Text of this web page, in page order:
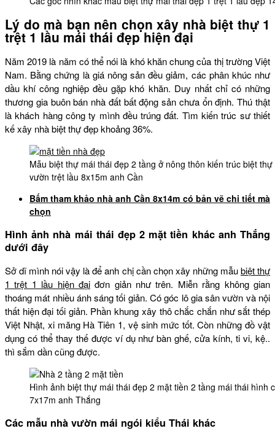
Lý do mà bạn nên chọn xây nhà biệt thự 1
trệt 1 lầu mái thái đẹp hiện đại
Năm 2019 là năm có thể nói là khó khăn chung của thị trường Việt
Nam. Bằng chứng là giá nông sản đều giảm, các phân khúc như
dầu khí công nghiệp đều gặp khó khăn. Duy nhất chỉ có những
thương gia buôn bán nhà đất bất động sản chưa ổn định. Thú thật
là khách hàng công ty mình đều trúng đất. Tìm kiến trúc sư thiết
kế xây nhà biệt thự đẹp khoảng 36%.
Mẫu biệt thự mái thái đẹp 2 tầng ở nông thôn kiến trúc biệt thự
vườn trệt lầu 8x15m anh Cần
Bấm tham khảo nhà anh Cần 8x14m có bản vẽ chi tiết mà
chọn
Hình ảnh nhà mái thái đẹp 2 mặt tiền khác anh Thắng
dưới đây
Sở dĩ mình nói vậy là để anh chị cần chọn xây những mẫubiệt thự
1 trệt 1 lầu hiện đạiđơn giản như trên. Miễn rằng không gian
thoáng mát nhiều ánh sáng tối giản. Có góc lô gia sân vườn và nội
thất hiện đại tối giản. Phần khung xây thô chắc chắn như sắt thép
Việt Nhật, xi măng Hà Tiên 1, vệ sinh mức tốt. Còn những đồ vật
dụng có thể thay thế được ví dụ như bàn ghế, cửa kính, ti vi, kệ..
thì sắm dần cũng được.
Hình ảnh biệt thự mái thái đẹp 2 mặt tiền 2 tầng mái thái hình
7x17m anh Thắng
Các mẫu nhà vườn mái ngói kiểu Thái khác